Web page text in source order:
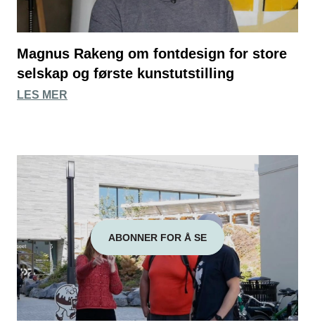
Magnus Rakeng om fontdesign for store
selskap og første kunstutstilling
LES MER
ABONNER FOR Å SE